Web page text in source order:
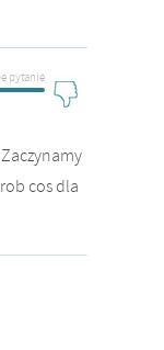
pytanie
cos dla